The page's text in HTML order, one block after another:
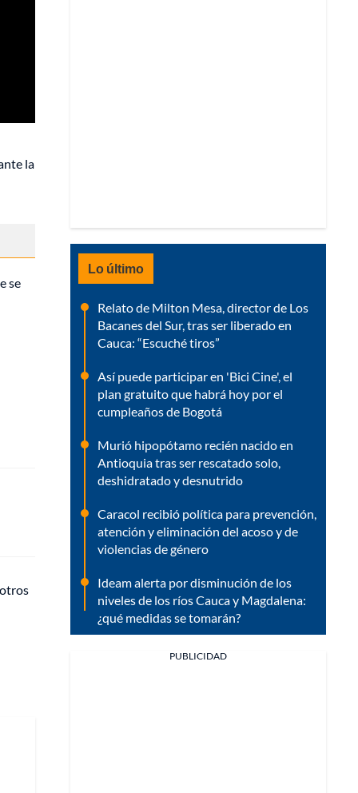
la
se
Lo último
Relato de Milton Mesa, director de Los
Bacanes del Sur, tras ser liberado en
Cauca: “Escuché tiros”
Así puede participar en 'Bici Cine', el
plan gratuito que habrá hoy por el
cumpleaños de Bogotá
Murió hipopótamo recién nacido en
Antioquia tras ser rescatado solo,
deshidratado y desnutrido
Caracol recibió política para prevención,
atención y eliminación del acoso y de
violencias de género
Ideam alerta por disminución de los
niveles de los ríos Cauca y Magdalena:
¿qué medidas se tomarán?
PUBLICIDAD